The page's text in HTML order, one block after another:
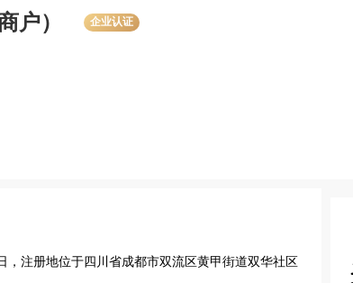
户） 企业认证
，注册地位于四川省成都市双流区黄甲街道双华社区